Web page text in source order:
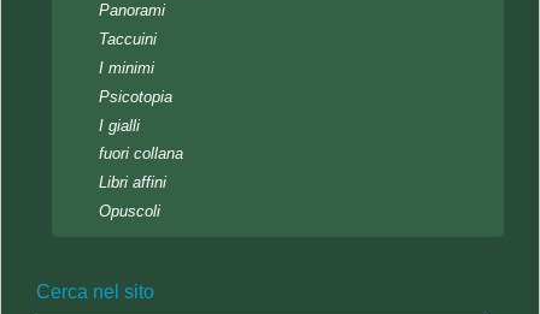
Panorami
Taccuini
I minimi
Psicotopia
I gialli
fuori collana
Libri affini
Opuscoli
Cerca nel sito